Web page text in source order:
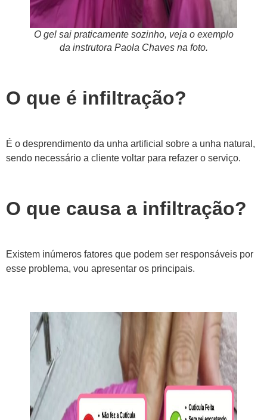
O gel sai praticamente sozinho, veja o exemplo
da instrutora Paola Chaves na foto.
O que é infiltração?
É o desprendimento da unha artificial sobre a unha natural,
sendo necessário a cliente voltar para refazer o serviço.
O que causa a infiltração?
Existem inúmeros fatores que podem ser responsáveis por
esse problema, vou apresentar os principais.